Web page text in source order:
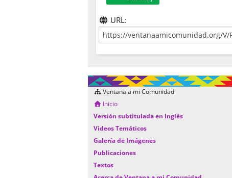
URL:
Ventana a mi Comunidad
Inicio
Versión subtitulada en Inglés
Videos Temáticos
Galería de Imágenes
Publicaciones
Textos